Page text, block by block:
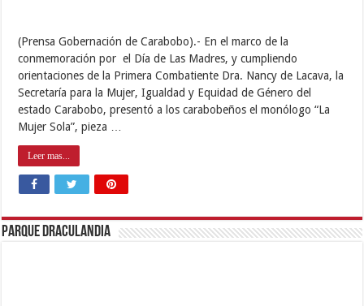
(Prensa Gobernación de Carabobo).- En el marco de la
conmemoración por el Día de Las Madres, y cumpliendo
orientaciones de la Primera Combatiente Dra. Nancy de Lacava, la
Secretaría para la Mujer, Igualdad y Equidad de Género del
estado Carabobo, presentó a los carabobeños el monólogo “La
Mujer Sola”, pieza …
Leer mas...
Parque Draculandia